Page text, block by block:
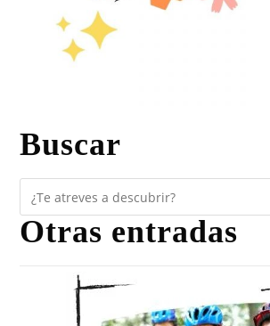
Buscar
Otras entradas